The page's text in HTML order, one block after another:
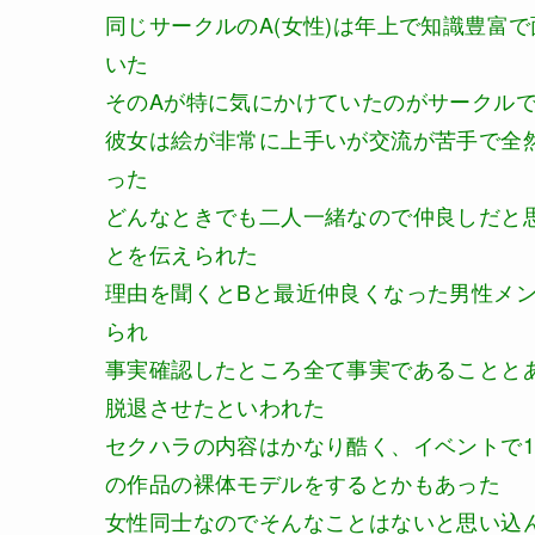
同じサークルのA(女性)は年上で知識豊富
いた
そのAが特に気にかけていたのがサークル
彼女は絵が非常に上手いが交流が苦手で
った
どんなときでも二人一緒なので仲良しだ
とを伝えられた
理由を聞くとBと最近仲良くなった男性メ
られ
事実確認したところ全て事実であること
脱退させたといわれた
セクハラの内容はかなり酷く、イベント
の作品の裸体モデルをするとかもあった
女性同士なのでそんなことはないと思い